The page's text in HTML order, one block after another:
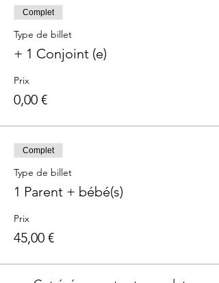
Complet
Type de billet
+ 1 Conjoint (e)
Prix
0,00 €
Complet
Type de billet
1 Parent + bébé(s)
Prix
45,00 €